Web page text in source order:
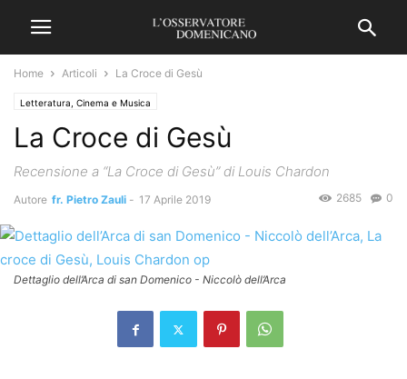
Home Articoli La Croce di Gesù
Letteratura, Cinema e Musica
La Croce di Gesù
Recensione a “La Croce di Gesù” di Louis Chardon
Autore fr. Pietro Zauli - 17 Aprile 2019 0
2685
Dettaglio dell’Arca di san Domenico - Niccolò dell’Arca